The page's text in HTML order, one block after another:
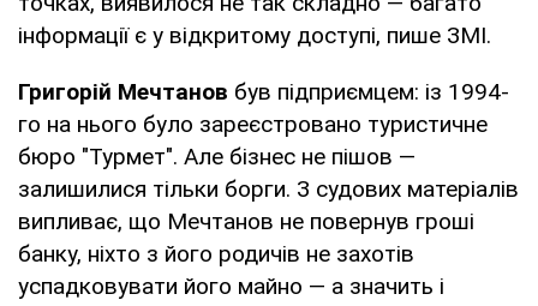
інформації є у відкритому доступі, пише ЗМІ.
Григорій Мечтанов був підприємцем: із 1994-
го на нього було зареєстровано туристичне
бюро "Турмет". Але бізнес не пішов —
залишилися тільки борги. З судових матеріалів
випливає, що Мечтанов не повернув гроші
банку, ніхто з його родичів не захотів
успадковувати його майно — а значить і